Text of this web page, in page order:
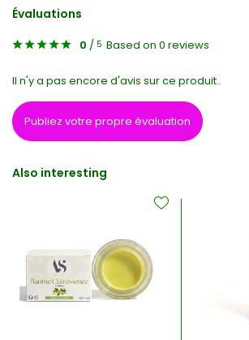
Évaluations
0 / 5 Based on 0 reviews
Il n'y a pas encore d'avis sur ce produit..
Publiez votre propre évaluation
Also interesting